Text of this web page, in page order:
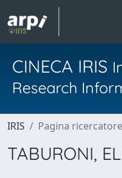
CINECA IRIS
Research
IRIS Pagina ricercatore
TABURONI,